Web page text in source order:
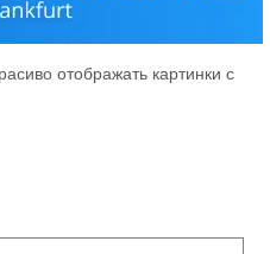
отображать картинки с